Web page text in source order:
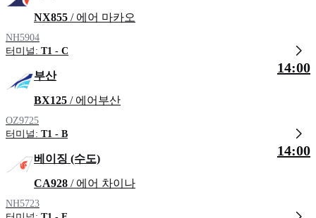
NX855 / 에어 마카오
NH5904
터미널: T1 - C
부산
BX125 / 에어부산
OZ9725
터미널: T1 - B
14:00
베이징 (수도)
CA928 / 에어 차이나
NH5723
14:00